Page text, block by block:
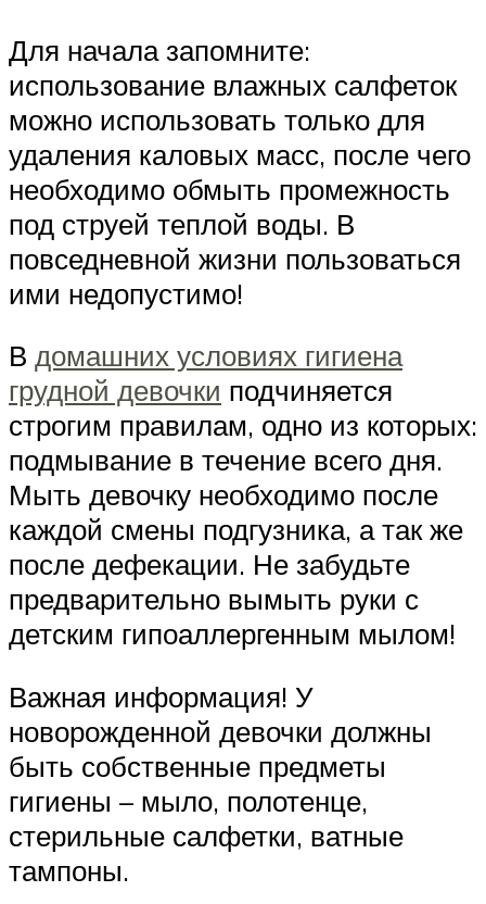
Для начала запомните:
использование влажных салфеток
можно использовать только для
удаления каловых масс, после чего
необходимо обмыть промежность
под струей теплой воды. В
повседневной жизни пользоваться
ими недопустимо!
В домашних условиях гигиена
грудной девочки подчиняется
строгим правилам, одно из которых:
подмывание в течение всего дня.
Мыть девочку необходимо после
каждой смены подгузника, а так же
после дефекации. Не забудьте
предварительно вымыть руки с
детским гипоаллергенным мылом!
Важная информация! У
новорожденной девочки должны
быть собственные предметы
гигиены – мыло, полотенце,
стерильные салфетки, ватные
тампоны.